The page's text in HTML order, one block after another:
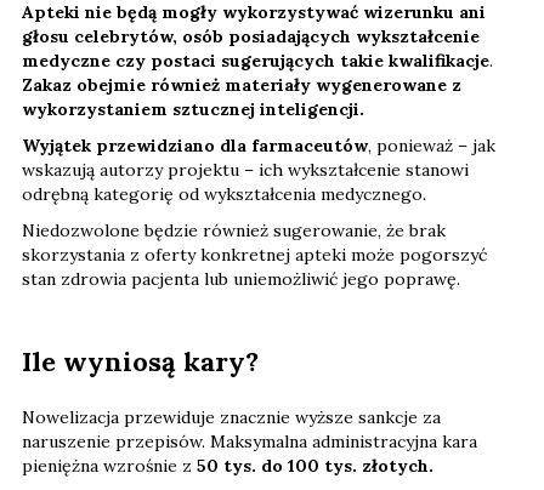
Apteki nie będą mogły wykorzystywać wizerunku ani
głosu celebrytów, osób posiadających wykształcenie
medyczne czy postaci sugerujących takie kwalifikacje.
Zakaz obejmie również materiały wygenerowane z
wykorzystaniem sztucznej inteligencji.
Wyjątek przewidziano dla farmaceutów, ponieważ – jak
wskazują autorzy projektu – ich wykształcenie stanowi
odrębną kategorię od wykształcenia medycznego.
Niedozwolone będzie również sugerowanie, że brak
skorzystania z oferty konkretnej apteki może pogorszyć
stan zdrowia pacjenta lub uniemożliwić jego poprawę.
Ile wyniosą kary?
Nowelizacja przewiduje znacznie wyższe sankcje za
naruszenie przepisów. Maksymalna administracyjna kara
pieniężna wzrośnie z 50 tys. do 100 tys. złotych.